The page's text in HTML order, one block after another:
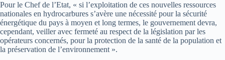
Pour le Chef de l’Etat, « si l’exploitation de ces nouvelles ressources
nationales en hydrocarbures s’avère une nécessité pour la sécurité
énergétique du pays à moyen et long termes, le gouvernement devra,
cependant, veiller avec fermeté au respect de la législation par les
opérateurs concernés, pour la protection de la santé de la population et
la préservation de l’environnement ».